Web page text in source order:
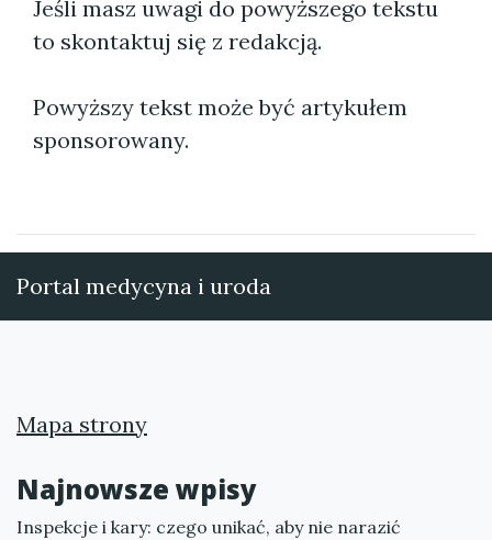
Jeśli masz uwagi do powyższego tekstu
to skontaktuj się z redakcją.
Powyższy tekst może być artykułem
sponsorowany.
Portal medycyna i uroda
Mapa strony
Najnowsze wpisy
Inspekcje i kary: czego unikać, aby nie narazić